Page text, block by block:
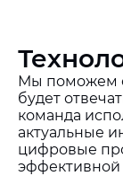
Мы поможем
будет
команда
актуальные
цифровые
эффективной